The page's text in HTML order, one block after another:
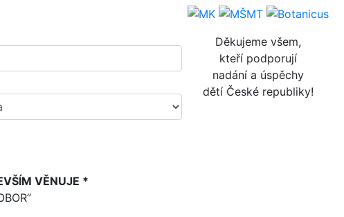
VĚNUJE *
Děkujeme všem,
kteří podporují
nadání a úspěchy
dětí České republiky!